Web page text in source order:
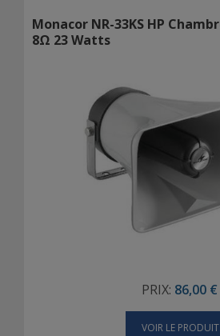
Monacor NR-33KS HP Chambre Compression
8Ω 23 Watts
PRIX: 86,00 €
VOIR LE PRODUIT